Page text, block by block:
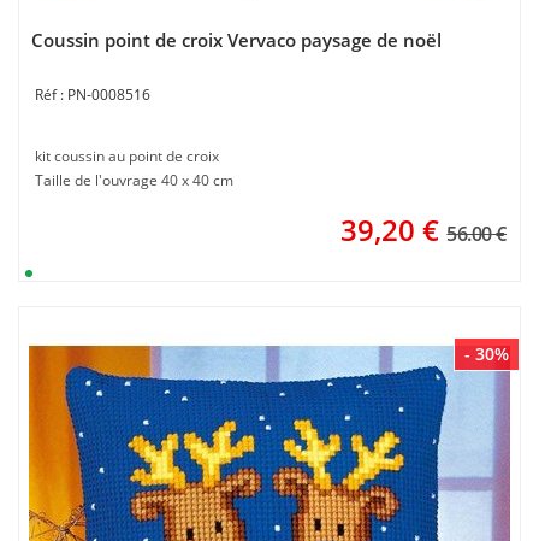
Coussin point de croix Vervaco paysage de noël
PN-0008516
kit coussin au point de croix
Taille de l'ouvrage 40 x 40 cm
39,20 € 56.00 €
- 30%